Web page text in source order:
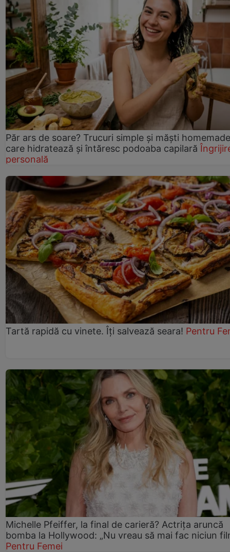
Păr ars de soare? Trucuri simple și măști homemade
care hidratează și întăresc podoaba capilară
personală
Tartă rapidă cu vinete. Îți salvează seara! Pentru
Michelle Pfeiffer, la final de carieră? Actrița aruncă
bomba la Hollywood: „Nu vreau să mai fac niciun
Pentru Femei